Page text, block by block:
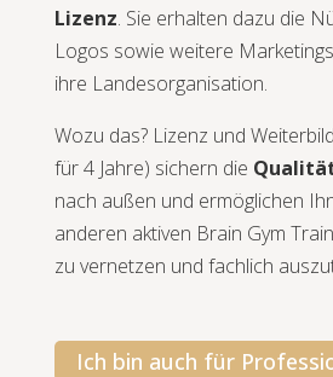
Lizenz. Sie erhalten dazu die
Logos sowie weitere
ihre Landesorganisation.
Wozu das? Lizenz und
für 4 Jahre) sichern die
nach außen und ermöglichen
anderen aktiven Brain Gym
zu vernetzen und fachlich
Ich bin auch für